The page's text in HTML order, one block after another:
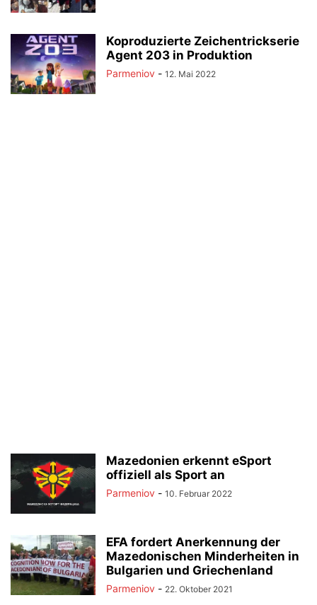
Koproduzierte Zeichentrickserie
Agent 203 in Produktion
Parmeniov - 12. Mai 2022
Mazedonien erkennt eSport
offiziell als Sport an
Parmeniov - 10. Februar 2022
EFA fordert Anerkennung der
Mazedonischen Minderheiten in
Bulgarien und Griechenland
Parmeniov - 22. Oktober 2021